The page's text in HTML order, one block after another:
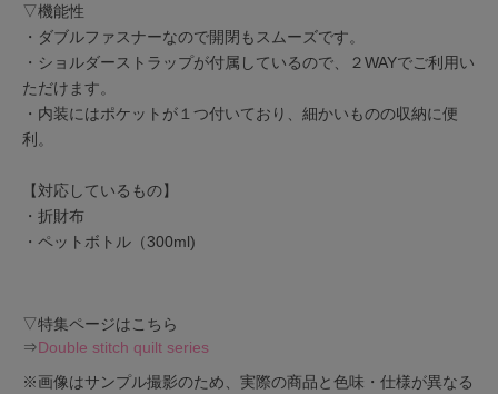
▽機能性
・ダブルファスナーなので開閉もスムーズです。
・ショルダーストラップが付属しているので、２WAYでご利用い
ただけます。
・内装にはポケットが１つ付いており、細かいものの収納に便
利。
【対応しているもの】
・折財布
・ペットボトル（300ml)
▽特集ページはこちら
⇒Double stitch quilt series
※画像はサンプル撮影のため、実際の商品と色味・仕様が異なる